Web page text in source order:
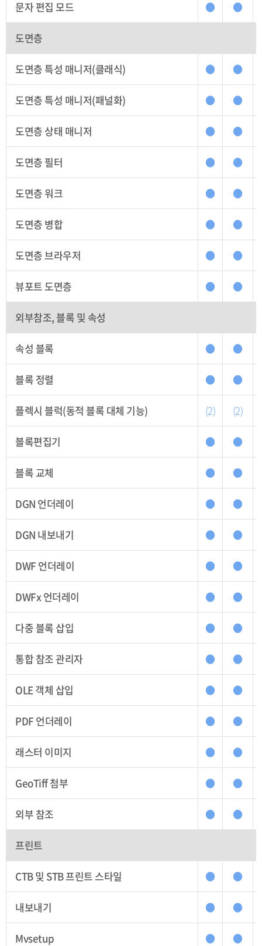
문자 편집 모드 ● ●
도면층
도면층 특성 매니저(클래식) ● ●
도면층 특성 매니저(패널화) ● ●
도면층 상태 매니저 ● ●
도면층 필터 ● ●
도면층 워크 ● ●
도면층 병합 ● ●
도면층 브라우저 ● ●
뷰포트 도면층 ● ●
외부참조, 블록 및 속성
속성 블록 ● ●
블록 정렬 ● ●
플렉시 블럭(동적 블록 대체 기능) (2) (2)
블록편집기 ● ●
블록 교체 ● ●
DGN 언더레이 ● ●
DGN 내보내기 ● ●
DWF 언더레이 ● ●
DWFx 언더레이 ● ●
다중 블록 삽입 ● ●
통합 참조 관리자 ● ●
OLE 객체 삽입 ● ●
PDF 언더레이 ● ●
래스터 이미지 ● ●
GeoTiff 첨부 ● ●
외부 참조 ● ●
프린트
CTB 및 STB 프린트 스타일 ● ●
내보내기 ● ●
Mvsetup ● ●